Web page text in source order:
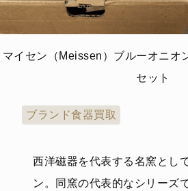
マイセン（Meissen）ブルーオニオ
セット
ブランド食器買取
西洋磁器を代表する名窯とし
ン。同窯の代表的なシリーズ